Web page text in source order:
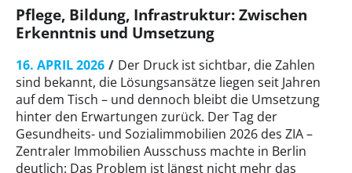
Pflege, Bildung, Infrastruktur: Zwischen
Erkenntnis und Umsetzung
16. APRIL 2026
Der Druck ist sichtbar, die Zahlen
sind bekannt, die Lösungsansätze liegen seit Jahren
auf dem Tisch – und dennoch bleibt die Umsetzung
hinter den Erwartungen zurück. Der Tag der
Gesundheits- und Sozialimmobilien 2026 des ZIA –
Zentraler Immobilien Ausschuss machte in Berlin
deutlich: Das Problem ist längst nicht mehr das